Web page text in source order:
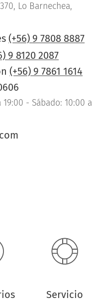
Lo Barnechea,
(+56) 9 7808 8887
9 8120 2087
(+56) 9 7861 1614
- Sábado: 10:00 a
Servicio